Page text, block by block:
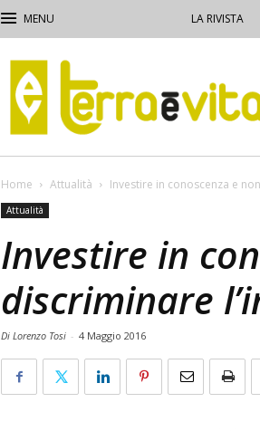
LA RIVISTA
Terra
e
Vita
Home Attualità Investire in conoscenza e
Attualità
Investire in
discriminare
Di Lorenzo Tosi - 4 Maggio 2016